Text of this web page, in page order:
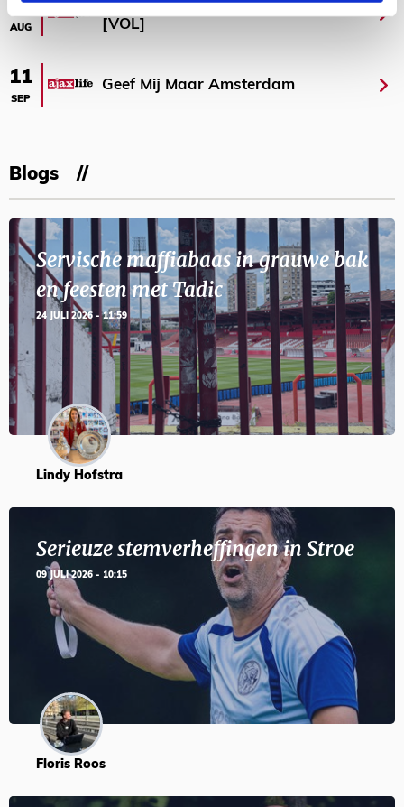
23
AUG
[VOL]
11
SEP
Geef Mij Maar Amsterdam
Blogs
Servische maffiabaas in grauwe bak
en feesten met Tadic
24 JULI 2026 - 11:59
Lindy Hofstra
Serieuze stemverheffingen in Stroe
09 JULI 2026 - 10:15
Floris Roos